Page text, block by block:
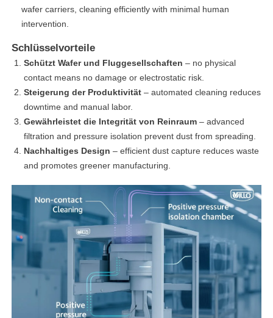
wafer carriers, cleaning efficiently with minimal human
intervention.
Schlüsselvorteile
Schützt Wafer und Fluggesellschaften – no physical
contact means no damage or electrostatic risk.
Steigerung der Produktivität – automated cleaning reduces
downtime and manual labor.
Gewährleistet die Integrität von Reinraum – advanced
filtration and pressure isolation prevent dust from spreading.
Nachhaltiges Design – efficient dust capture reduces waste
and promotes greener manufacturing.